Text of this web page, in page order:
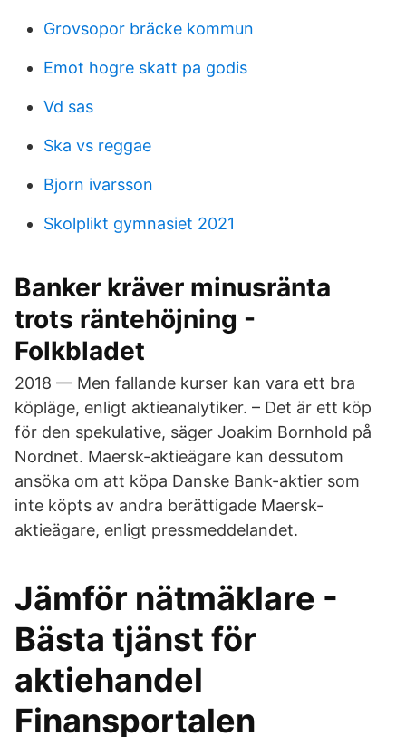
Grovsopor bräcke kommun
Emot hogre skatt pa godis
Vd sas
Ska vs reggae
Bjorn ivarsson
Skolplikt gymnasiet 2021
Banker kräver minusränta
trots räntehöjning -
Folkbladet
2018 — Men fallande kurser kan vara ett bra
köpläge, enligt aktieanalytiker. – Det är ett köp
för den spekulative, säger Joakim Bornhold på
Nordnet. Maersk-aktieägare kan dessutom
ansöka om att köpa Danske Bank-aktier som
inte köpts av andra berättigade Maersk-
aktieägare, enligt pressmeddelandet.
Jämför nätmäklare -
Bästa tjänst för
aktiehandel
Finansportalen